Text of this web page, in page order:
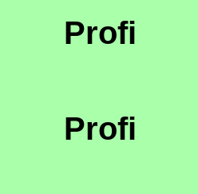
Profi
Profi